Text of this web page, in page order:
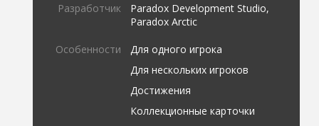
Разработчик
Paradox Development Studio,
Paradox Arctic
Особенности
Для одного игрока
Для нескольких игроков
Достижения
Коллекционные карточки